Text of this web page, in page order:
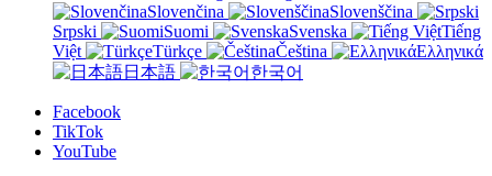
Slovenčina
Slovenščina
Srpski
Suomi Svenska
Tiếng
Việt
Türkçe Čeština
Ελληνικά
日本語
한국어
Facebook
TikTok
YouTube